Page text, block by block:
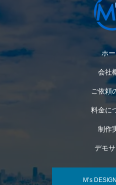
ホ
会社
ご依頼
料金に
制作
デモ
M’s